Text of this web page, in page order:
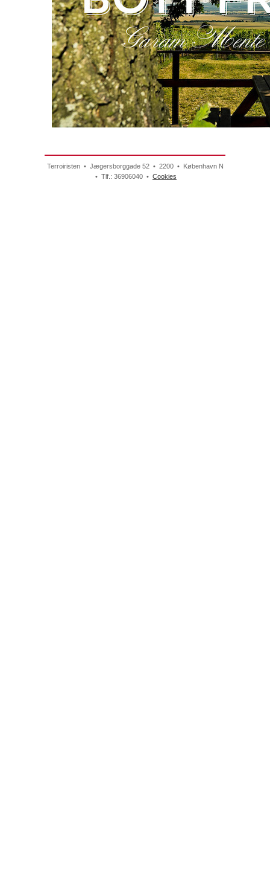
Terroiristen • Jægersborggade 52 • 2200 • København N
• Tlf.: 36906040 • Cookies